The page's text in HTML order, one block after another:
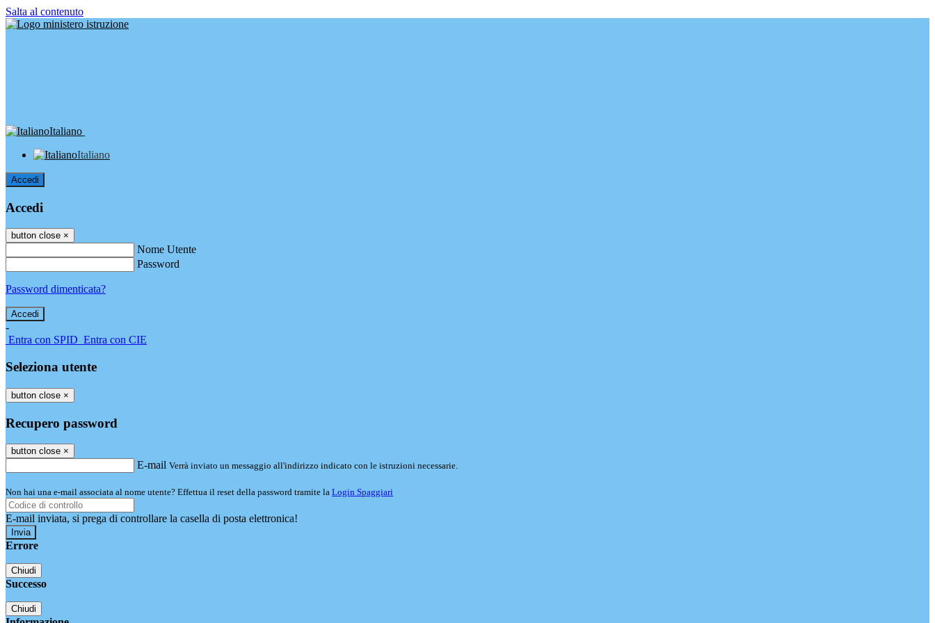
Salta al contenuto
Italiano
Italiano
Accedi
Accedi
button close ×
Nome Utente
Password
Password dimenticata?
-
Entra con SPID Entra con CIE
Seleziona utente
button close ×
Recupero password
button close ×
E-mail Verrà inviato un messaggio all'indirizzo indicato con le istruzioni necessarie.
Non hai una e-mail associata al nome utente? Effettua il reset della password tramite la Login Spaggiari
E-mail inviata, si prega di controllare la casella di posta elettronica!
Errore
Chiudi
Successo
Chiudi